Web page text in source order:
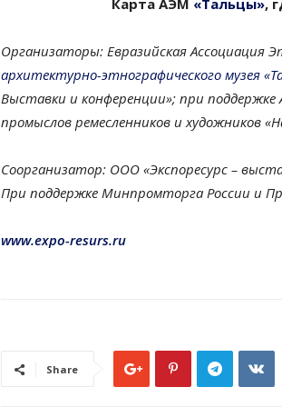
Карта АЭМ «Тальцы»,
Организаторы: Евразийская Ассоциация
архитектурно-этнографического музея
Выставки и конференции»; при
промыслов ремесленников и художников
Соорганизатор: ООО «Экспоресурс –
При поддержке Минпромторга России и
www.expo-resurs.ru
Share